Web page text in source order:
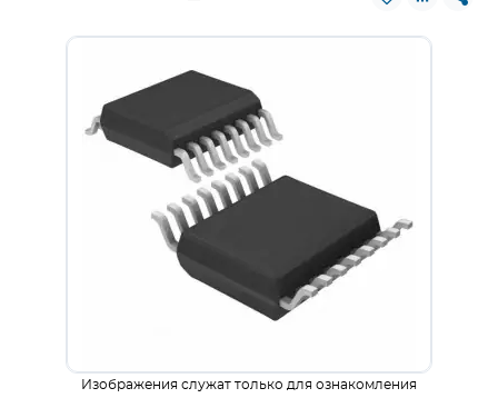
Изображения служат только для ознакомления